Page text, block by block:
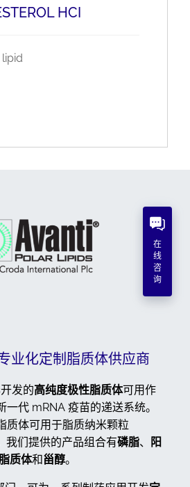
HCI
业化定制脂质体供应商
发的高纯度极性脂质体可用作
一代 mRNA 疫苗的递送系统。
质体可用于脂质纳米颗粒
我们提供的产品组合有磷脂、
阳
质体和甾醇。
在
线
咨
询